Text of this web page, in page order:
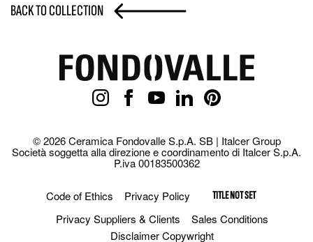
BACK TO COLLECTION
© 2026 Ceramica Fondovalle S.p.A. SB | Italcer Group
Società soggetta alla direzione e coordinamento di Italcer S.p.A.
P.iva 00183500362
Code of Ethics Privacy Policy TITLE NOT SET
Privacy Suppliers & Clients
Sales Conditions
Disclaimer Copywright